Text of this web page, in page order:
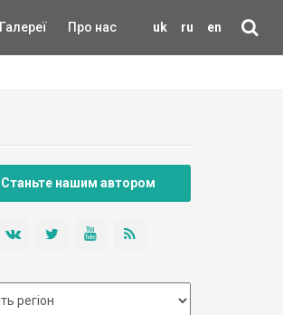
uk ru en
Галереї Про нас
Станьте нашим автором